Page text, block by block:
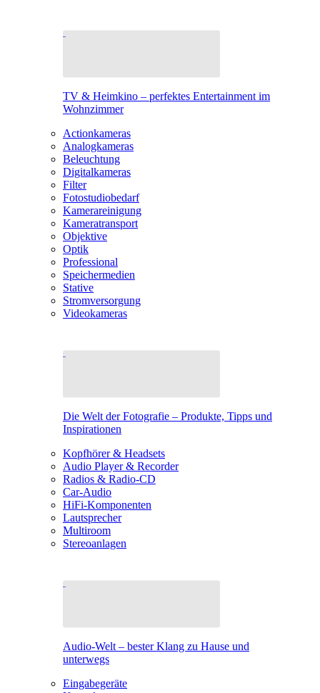
TV & Heimkino – perfektes Entertainment im
Wohnzimmer
Actionkameras
Analogkameras
Beleuchtung
Digitalkameras
Filter
Fotostudiobedarf
Kamerareinigung
Kameratransport
Objektive
Optik
Professional
Speichermedien
Stative
Stromversorgung
Videokameras
Die Welt der Fotografie – Produkte, Tipps und
Inspirationen
Kopfhörer & Headsets
Audio Player & Recorder
Radios & Radio-CD
Car-Audio
HiFi-Komponenten
Lautsprecher
Multiroom
Stereoanlagen
Audio-Welt – bester Klang zu Hause und
unterwegs
Eingabegeräte